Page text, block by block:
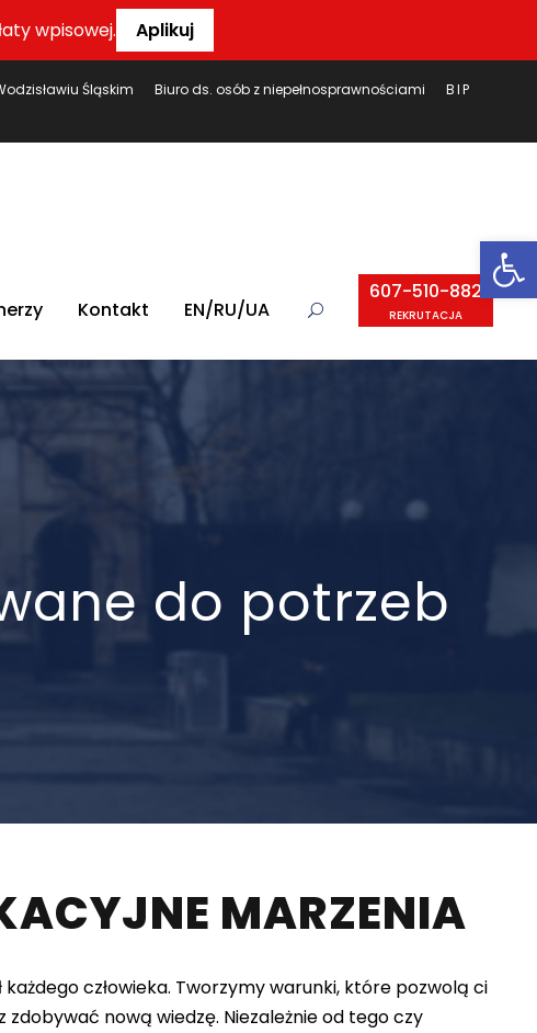
wpisowej. Aplikuj
Śląskim Biuro ds. osób z niepełnosprawnościami
BIP
Kontakt EN/RU/UA
607-510-882
REKRUTACJA
do potrzeb
MARZENIA
człowieka. Tworzymy warunki, które pozwolą ci
nową wiedzę. Niezależnie od tego czy